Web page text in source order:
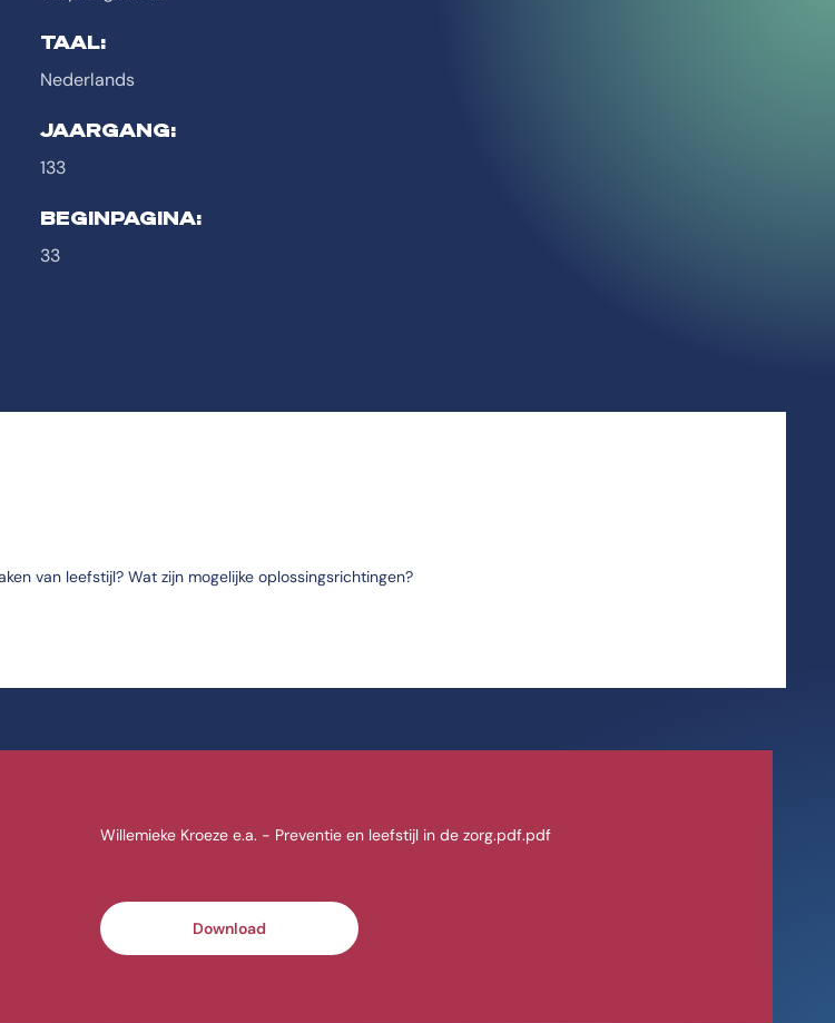
TAAL:
Nederlands
JAARGANG:
133
BEGINPAGINA:
33
van leefstijl? Wat zijn mogelijke oplossingsrichtingen?
Willemieke Kroeze e.a. - Preventie en leefstijl in de zorg.pdf.pdf
Download